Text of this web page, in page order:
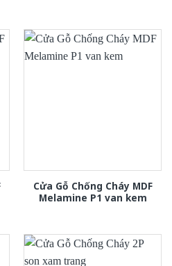
Cửa Gỗ Chống Cháy MDF
Melamine P1 van kem